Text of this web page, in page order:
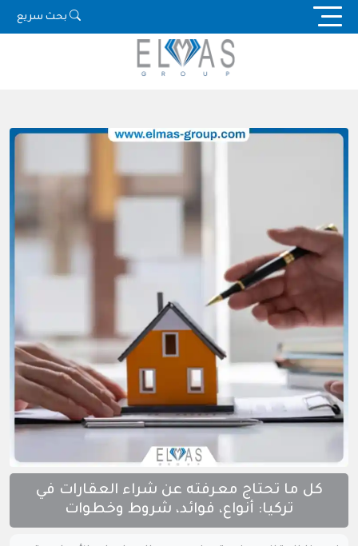
Skip
بحث سريع
كل ما تحتاج معرفته عن شراء العقارات في
تركيا: أنواع، فوائد، شروط وخطوات